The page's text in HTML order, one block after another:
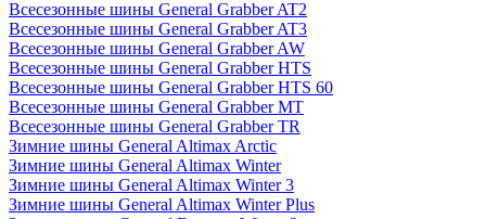
Всесезонные шины General Grabber AT2
Всесезонные шины General Grabber AT3
Всесезонные шины General Grabber AW
Всесезонные шины General Grabber HTS
Всесезонные шины General Grabber HTS 60
Всесезонные шины General Grabber MT
Всесезонные шины General Grabber TR
Зимние шины General Altimax Arctic
Зимние шины General Altimax Winter
Зимние шины General Altimax Winter 3
Зимние шины General Altimax Winter Plus